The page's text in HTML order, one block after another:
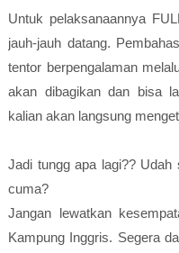
Untuk pelaksanaannya
jauh-jauh datang.
tentor berpengalaman
akan dibagikan dan bisa
kalian akan langsung
Jadi tungg apa lagi??
cuma?
Jangan lewatkan
Kampung Inggris. Segera